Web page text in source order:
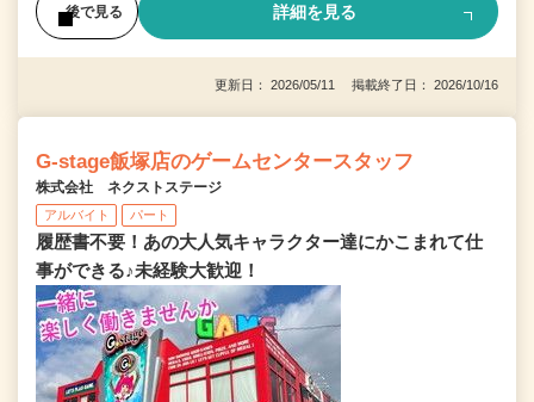
後で見る 詳細を見る
更新日： 2026/05/11 掲載終了日： 2026/10/16
G-stage飯塚店のゲームセンタースタッフ
株式会社 ネクストステージ
アルバイト パート
履歴書不要！あの大人気キャラクター達にかこまれて仕
事ができる♪未経験大歓迎！